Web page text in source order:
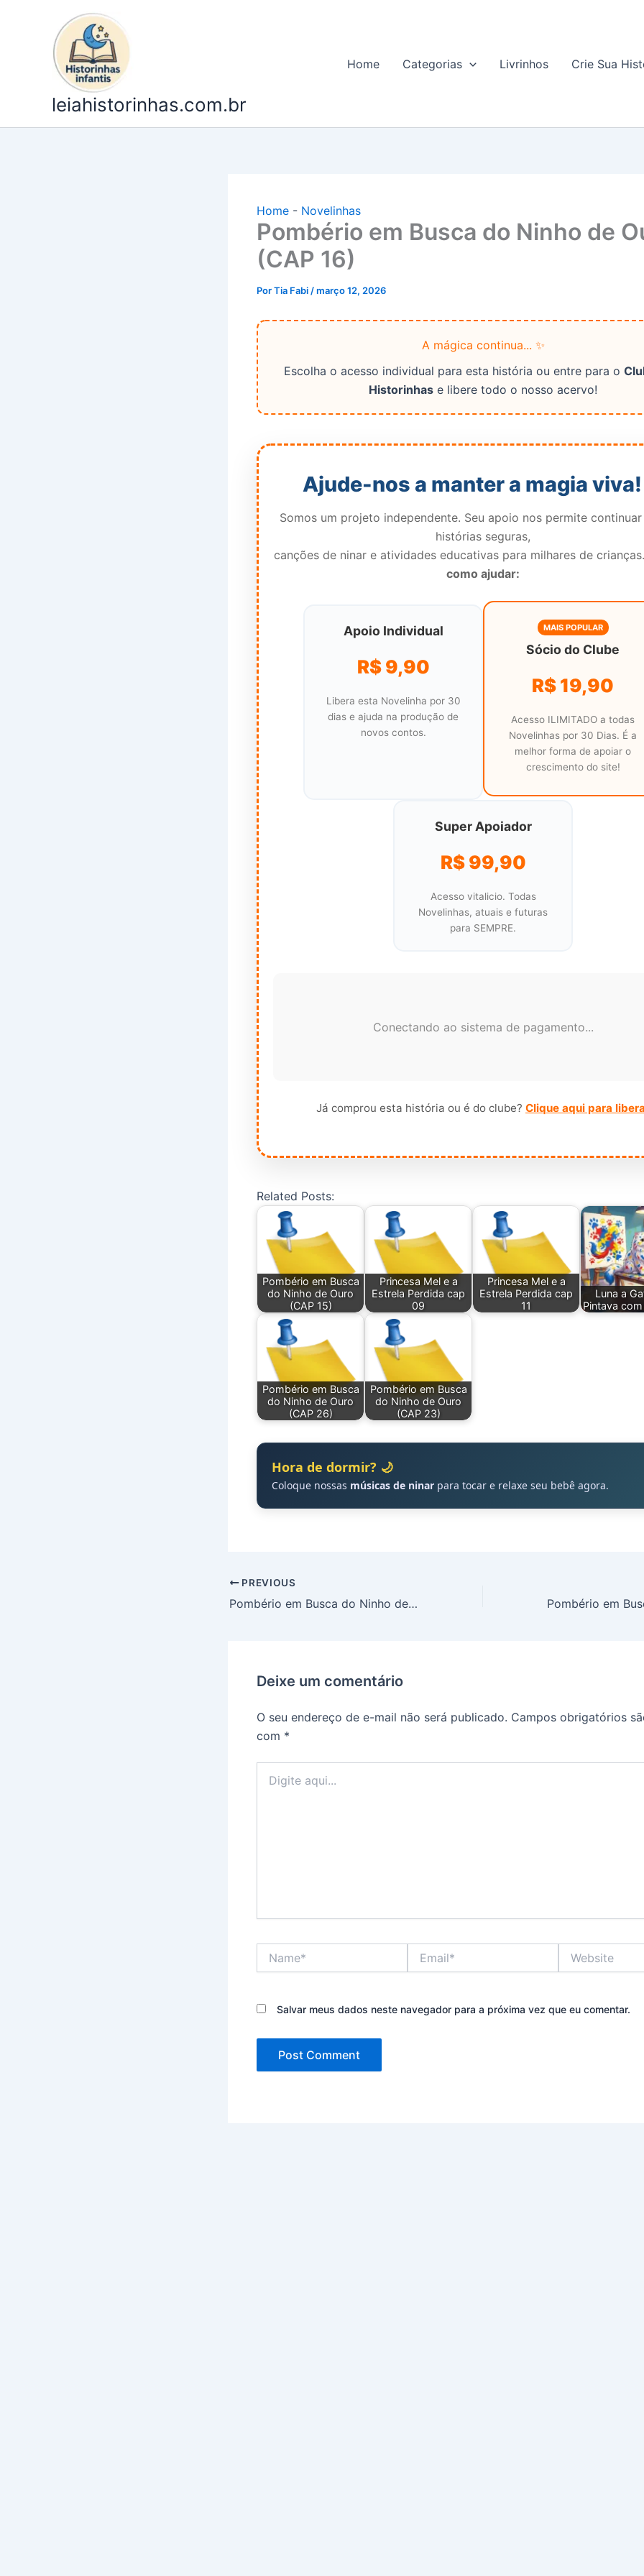
leiahistorinhas.com.br
Home Categorias Livrinhos Crie Sua
Home - Novelinhas
Pombério em Busca do Ninho de
(CAP 16)
PorTia Fabi /março 12, 2026
A mágica continua... ✨
Escolha o acesso individual para esta história ou entre para o
Historinhas e libere todo o nosso acervo!
Ajude-nos a manter a magia viva!
Somos um projeto independente. Seu apoio nos permite
histórias seguras,
canções de ninar e atividades educativas para milhares de
como ajudar:
Apoio Individual
R$ 9,90
Libera esta Novelinha por 30
dias e ajuda na produção de
novos contos.
MAIS POPULAR
Sócio do Clube
R$ 19,90
Acesso ILIMITADO a todas
Novelinhas por 30 Dias. É a
melhor forma de apoiar o
crescimento do site!
Super Apoiador
R$ 99,90
Acesso vitalicio. Todas
Novelinhas, atuais e futuras
para SEMPRE.
Conectando ao sistema de pagamento...
Já comprou esta história ou é do clube? Clique aqui para
Related Posts:
Pombério em Busca
do Ninho de Ouro
(CAP 15)
Princesa Mel e a
Estrela Perdida cap
09
Princesa Mel e a
Estrela Perdida cap
11
Luna a
Pintava
Pombério em Busca
do Ninho de Ouro
(CAP 26)
Pombério em Busca
do Ninho de Ouro
(CAP 23)
Hora de dormir? 🌙
Coloque nossas músicas de ninar para tocar e relaxe seu bebê agora.
PREVIOUS
Pombério em Busca do Ninho de Ouro (CAP 15)
Deixe um comentário
O seu endereço de e-mail não será publicado. Campos obrigatórios
com *
aqui...
Salvar meus dados neste navegador para a próxima vez que eu comentar.